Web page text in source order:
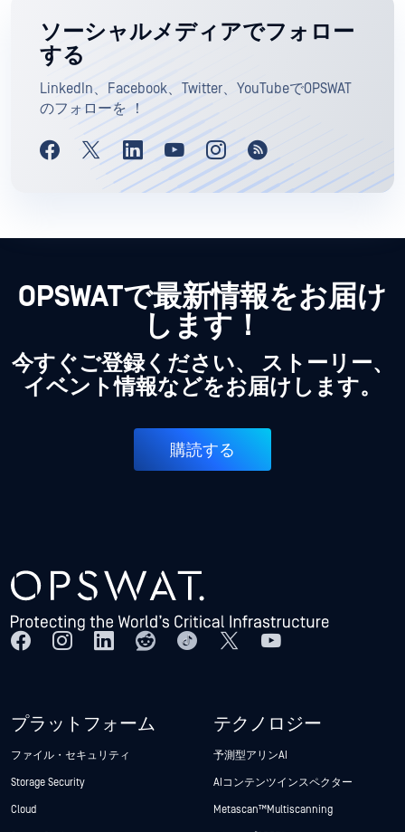
ソーシャルメディアでフォロー
する
LinkedIn、Facebook、Twitter、YouTubeでOPSWAT
のフォローを ！
OPSWATで最新情報をお届け
します！
今すぐご登録ください、 ストーリー、
イベント情報などをお届けします。
購読する
プラットフォーム
ファイル・セキュリティ
Storage Security
Cloud
テクノロジー
予測型アリンAI
AIコンテンツインスペクター
Metascan™ Multiscanning